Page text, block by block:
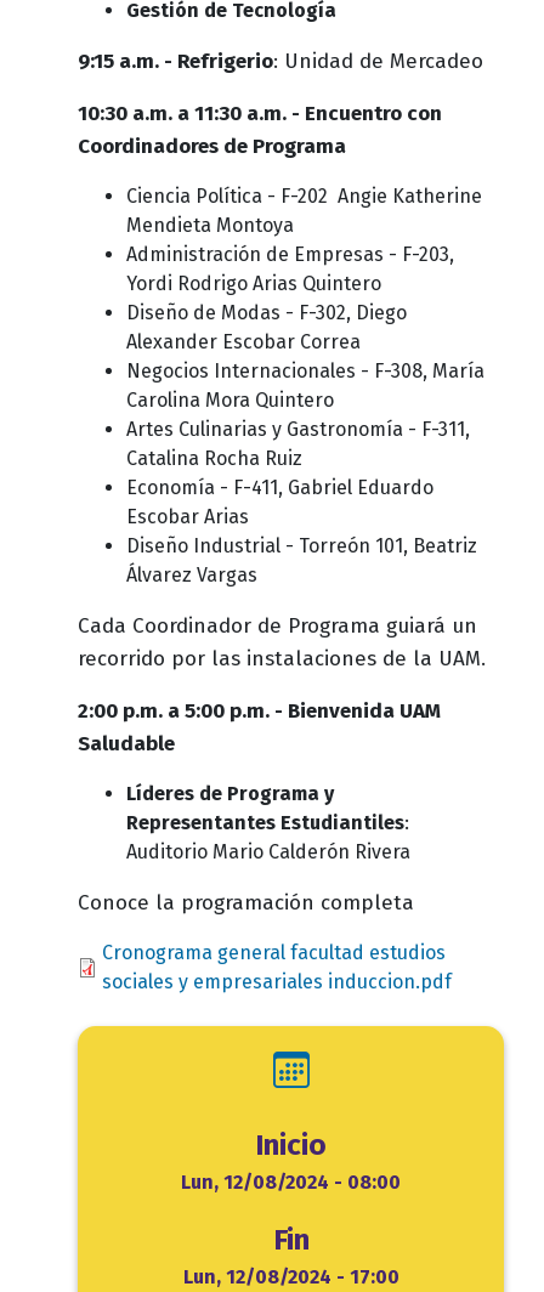
Gestión de Tecnología
9:15 a.m. - Refrigerio: Unidad de Mercadeo
10:30 a.m. a 11:30 a.m. - Encuentro con
Coordinadores de Programa
Ciencia Política - F-202 Angie Katherine
Mendieta Montoya
Administración de Empresas - F-203,
Yordi Rodrigo Arias Quintero
Diseño de Modas - F-302, Diego
Alexander Escobar Correa
Negocios Internacionales - F-308, María
Carolina Mora Quintero
Artes Culinarias y Gastronomía - F-311,
Catalina Rocha Ruiz
Economía - F-411, Gabriel Eduardo
Escobar Arias
Diseño Industrial - Torreón 101, Beatriz
Álvarez Vargas
Cada Coordinador de Programa guiará un
recorrido por las instalaciones de la UAM.
2:00 p.m. a 5:00 p.m. - Bienvenida UAM
Saludable
Líderes de Programa y
Representantes Estudiantiles:
Auditorio Mario Calderón Rivera
Conoce la programación completa
Document
Cronograma general facultad estudios
sociales y empresariales induccion.pdf
Inicio
Lun, 12/08/2024 - 08:00
Fin
Lun, 12/08/2024 - 17:00